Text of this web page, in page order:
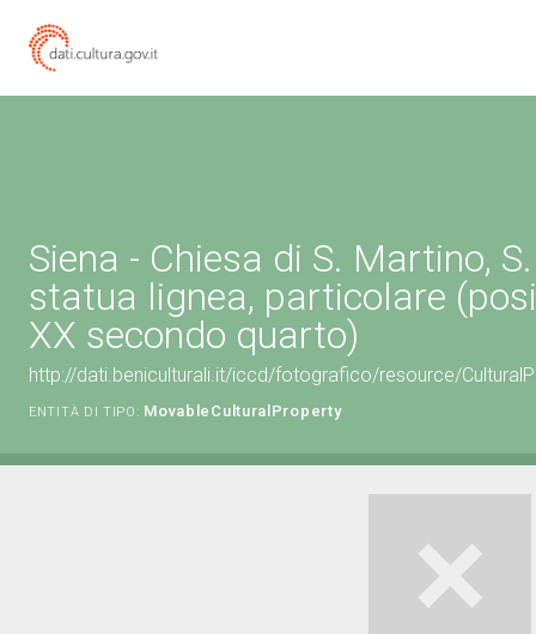
Siena - Chiesa di S. Martino,
statua lignea, particolare
XX secondo quarto)
http://dati.beniculturali.it/iccd/fotografico/resource/
ENTITÀ DI TIPO: MovableCulturalProperty